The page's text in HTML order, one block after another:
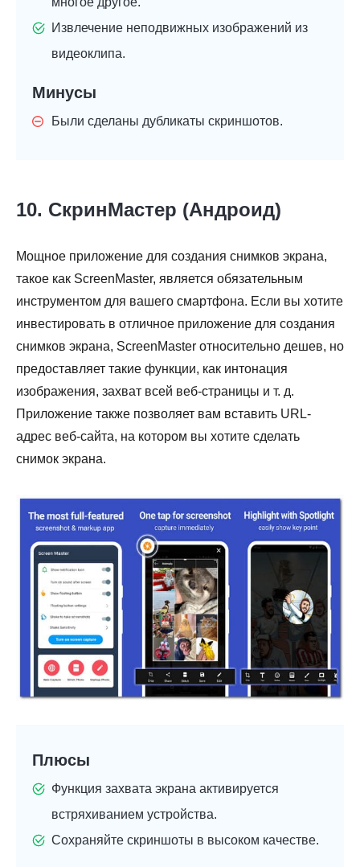
Извлечение неподвижных изображений из
видеоклипа.
Минусы
Были сделаны дубликаты скриншотов.
10. СкринМастер (Андроид)
Мощное приложение для создания снимков экрана,
такое как ScreenMaster, является обязательным
инструментом для вашего смартфона. Если вы хотите
инвестировать в отличное приложение для создания
снимков экрана, ScreenMaster относительно дешев, но
предоставляет такие функции, как интонация
изображения, захват всей веб-страницы и т. д.
Приложение также позволяет вам вставить URL-
адрес веб-сайта, на котором вы хотите сделать
снимок экрана.
Плюсы
Функция захвата экрана активируется
встряхиванием устройства.
Сохраняйте скриншоты в высоком качестве.